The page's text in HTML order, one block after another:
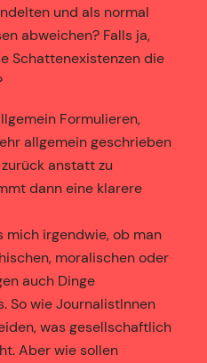
und als normal
abweichen? Falls ja,
Schattenexistenzen die
Formulieren,
allgemein geschrieben
anstatt zu
dann eine klarere
irgendwie, ob man
moralischen oder
auch Dinge
So wie JournalistInnen
was gesellschaftlich
Aber wie sollen